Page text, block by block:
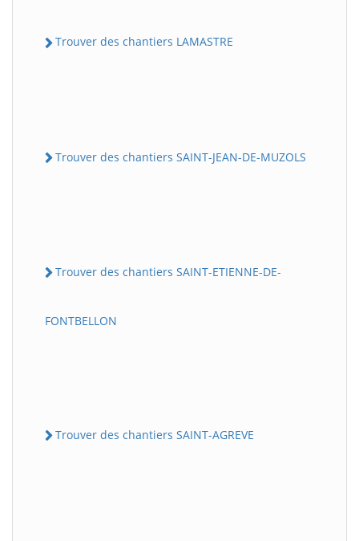
Trouver des chantiers LAMASTRE
Trouver des chantiers SAINT-JEAN-DE-MUZOLS
Trouver des chantiers SAINT-ETIENNE-DE-
FONTBELLON
Trouver des chantiers SAINT-AGREVE